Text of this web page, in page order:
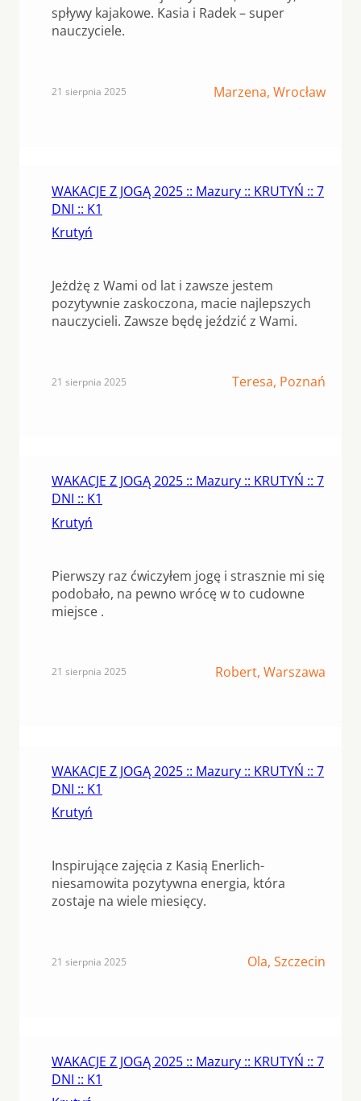
spływy kajakowe. Kasia i Radek – super
nauczyciele.
21 sierpnia 2025 Marzena, Wrocław
WAKACJE Z JOGĄ 2025 :: Mazury :: KRUTYŃ :: 7
DNI :: K1
Krutyń
Jeżdżę z Wami od lat i zawsze jestem
pozytywnie zaskoczona, macie najlepszych
nauczycieli. Zawsze będę jeździć z Wami.
21 sierpnia 2025 Teresa, Poznań
WAKACJE Z JOGĄ 2025 :: Mazury :: KRUTYŃ :: 7
DNI :: K1
Krutyń
Pierwszy raz ćwiczyłem jogę i strasznie mi się
podobało, na pewno wrócę w to cudowne
miejsce .
21 sierpnia 2025 Robert, Warszawa
WAKACJE Z JOGĄ 2025 :: Mazury :: KRUTYŃ :: 7
DNI :: K1
Krutyń
Inspirujące zajęcia z Kasią Enerlich-
niesamowita pozytywna energia, która
zostaje na wiele miesięcy.
21 sierpnia 2025 Ola, Szczecin
WAKACJE Z JOGĄ 2025 :: Mazury :: KRUTYŃ :: 7
DNI :: K1